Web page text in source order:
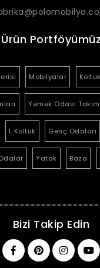
Ürün Portföyümüz
Mobilyalar
Yemek Odası
L Koltuk Genç Odaları
Yatak Baza
Bizi Takip Edin